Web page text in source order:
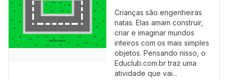
Crianças são engenheiras
natas. Elas amam construir,
criar e imaginar mundos
inteiros com os mais simples
objetos. Pensando nisso, o
Educlub.com.br traz uma
atividade que vai...